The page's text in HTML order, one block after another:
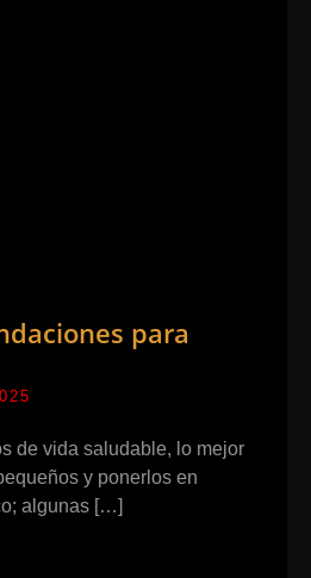
para
de vida saludable, lo mejor
y ponerlos en
algunas […]